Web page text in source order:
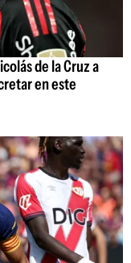
de la Cruz a
en este